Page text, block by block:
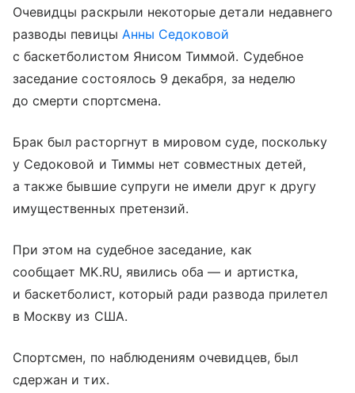
Очевидцы раскрыли некоторые детали недавнего
разводы певицы Анны Седоковой
с баскетболистом Янисом Тиммой. Судебное
заседание состоялось 9 декабря, за неделю
до смерти спортсмена.
Брак был расторгнут в мировом суде, поскольку
у Седоковой и Тиммы нет совместных детей,
а также бывшие супруги не имели друг к другу
имущественных претензий.
При этом на судебное заседание, как
сообщает MK.RU, явились оба — и артистка,
и баскетболист, который ради развода прилетел
в Москву из США.
Спортсмен, по наблюдениям очевидцев, был
сдержан и тих.